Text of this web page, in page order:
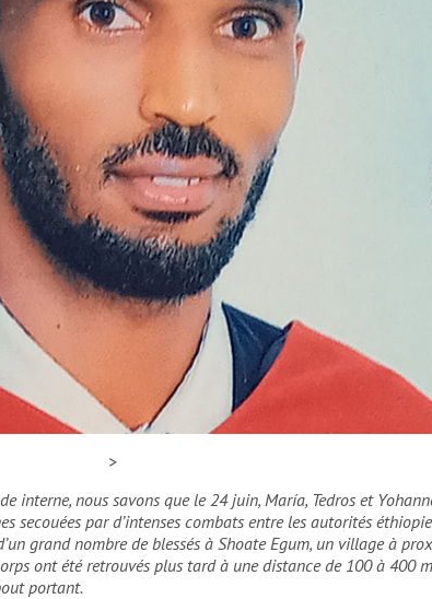
MSF
>
interne, nous savons que le 24 juin, María, Tedros et
par d’intenses combats entre les autorités
grand nombre de blessés à Shoate Egum, un village à
ont été retrouvés plus tard à une distance de 100 à 400
portant.